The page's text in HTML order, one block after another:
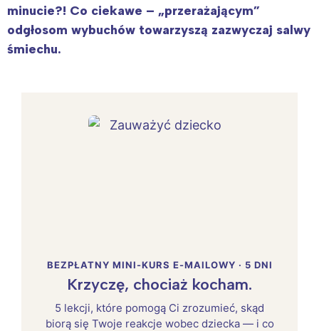
minucie?! Co ciekawe – „przerażającym”
odgłosom wybuchów towarzyszą zazwyczaj salwy
śmiechu.
BEZPŁATNY MINI-KURS E-MAILOWY · 5 DNI
Krzyczę, chociaż kocham.
5 lekcji, które pomogą Ci zrozumieć, skąd
biorą się Twoje reakcje wobec dziecka — i co